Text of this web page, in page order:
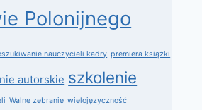
Polonijnego
nauczycieli kadry premiera książki
autorskie szkolenie
Walne zebranie wielojęzyczność